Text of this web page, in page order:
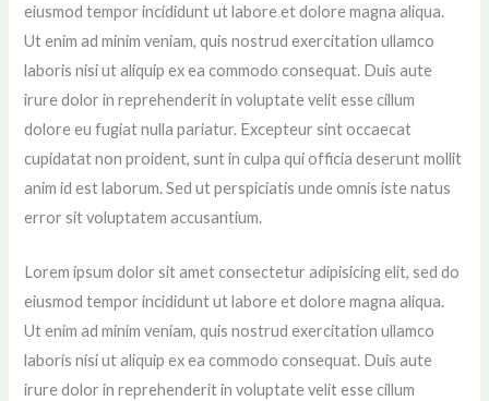
eiusmod tempor incididunt ut labore et dolore magna aliqua.
Ut enim ad minim veniam, quis nostrud exercitation ullamco
laboris nisi ut aliquip ex ea commodo consequat. Duis aute
irure dolor in reprehenderit in voluptate velit esse cillum
dolore eu fugiat nulla pariatur. Excepteur sint occaecat
cupidatat non proident, sunt in culpa qui officia deserunt mollit
anim id est laborum. Sed ut perspiciatis unde omnis iste natus
error sit voluptatem accusantium.
Lorem ipsum dolor sit amet consectetur adipisicing elit, sed do
eiusmod tempor incididunt ut labore et dolore magna aliqua.
Ut enim ad minim veniam, quis nostrud exercitation ullamco
laboris nisi ut aliquip ex ea commodo consequat. Duis aute
irure dolor in reprehenderit in voluptate velit esse cillum